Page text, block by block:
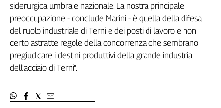
Work
in
Progress
L'Italia
nel
Lavoro
Abruzzo-
siderurgica umbra e nazionale. La nostra principale
preoccupazione - conclude Marini - è quella della difesa
del ruolo industriale di Terni e dei posti di lavoro e non
certo astratte regole della concorrenza che sembrano
pregiudicare i destini produttivi della grande industria
dell'acciaio di Terni".